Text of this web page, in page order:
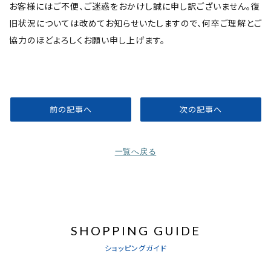
お客様にはご不便、ご迷惑をおかけし誠に申し訳ございません。復
旧状況については改めてお知らせいたしますので、何卒ご理解とご
協力のほどよろしくお願い申し上げます。
前の記事へ
一覧へ戻る
次の記事へ
SHOPPING GUIDE
ショッピングガイド